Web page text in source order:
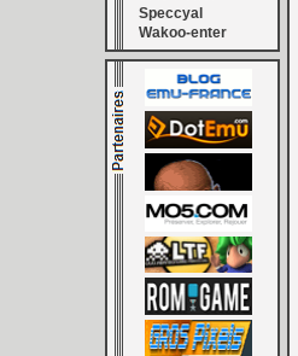
Speccyal
Wakoo-enter